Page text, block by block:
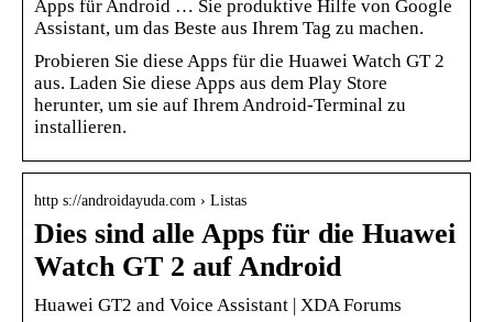
Apps für Android … Sie produktive Hilfe von Google
Assistant, um das Beste aus Ihrem Tag zu machen.
Probieren Sie diese Apps für die Huawei Watch GT 2
aus. Laden Sie diese Apps aus dem Play Store
herunter, um sie auf Ihrem Android-Terminal zu
installieren.
http s://androidayuda.com › Listas
Dies sind alle Apps für die Huawei
Watch GT 2 auf Android
Huawei GT2 and Voice Assistant | XDA Forums